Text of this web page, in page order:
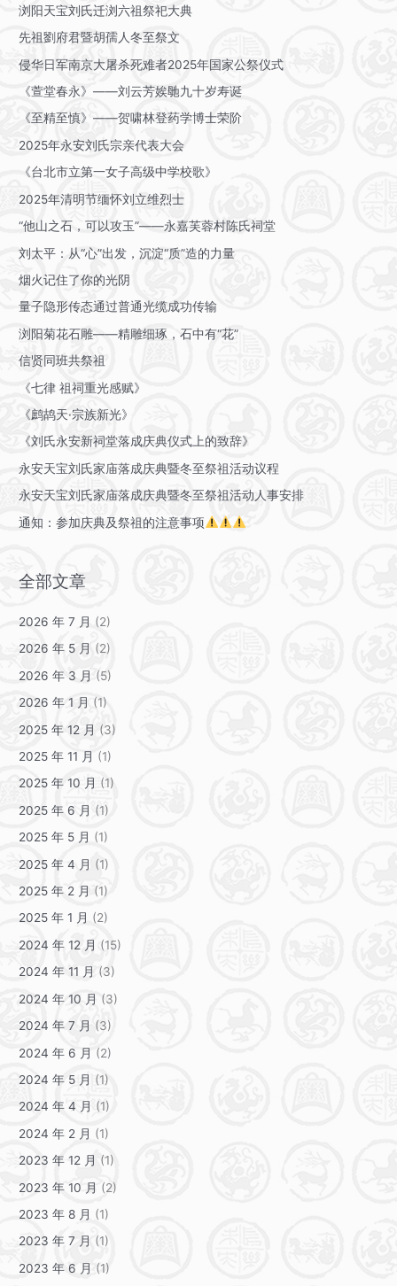
浏阳天宝刘氏迁浏六祖祭祀大典
先祖劉府君暨胡孺人冬至祭文
侵华日军南京大屠杀死难者2025年国家公祭仪式
《萱堂春永》——刘云芳娭毑九十岁寿诞
《至精至慎》——贺啸林登药学博士荣阶
2025年永安刘氏宗亲代表大会
《台北市立第一女子高级中学校歌》
2025年清明节缅怀刘立维烈士
“他山之石，可以攻玉”——永嘉芙蓉村陈氏祠堂
刘太平：从“心”出发，沉淀“质”造的力量
烟火记住了你的光阴
量子隐形传态通过普通光缆成功传输
浏阳菊花石雕——精雕细琢，石中有“花”
信贤同班共祭祖
《七律 祖祠重光感赋》
《鹧鸪天·宗族新光》
《刘氏永安新祠堂落成庆典仪式上的致辞》
永安天宝刘氏家庙落成庆典暨冬至祭祖活动议程
永安天宝刘氏家庙落成庆典暨冬至祭祖活动人事安排
通知：参加庆典及祭祖的注意事项
全部文章
2026 年 7 月 (2)
2026 年 5 月 (2)
2026 年 3 月 (5)
2026 年 1 月 (1)
2025 年 12 月 (3)
2025 年 11 月 (1)
2025 年 10 月 (1)
2025 年 6 月 (1)
2025 年 5 月 (1)
2025 年 4 月 (1)
2025 年 2 月 (1)
2025 年 1 月 (2)
2024 年 12 月 (15)
2024 年 11 月 (3)
2024 年 10 月 (3)
2024 年 7 月 (3)
2024 年 6 月 (2)
2024 年 5 月 (1)
2024 年 4 月 (1)
2024 年 2 月 (1)
2023 年 12 月 (1)
2023 年 10 月 (2)
2023 年 8 月 (1)
2023 年 7 月 (1)
2023 年 6 月 (1)